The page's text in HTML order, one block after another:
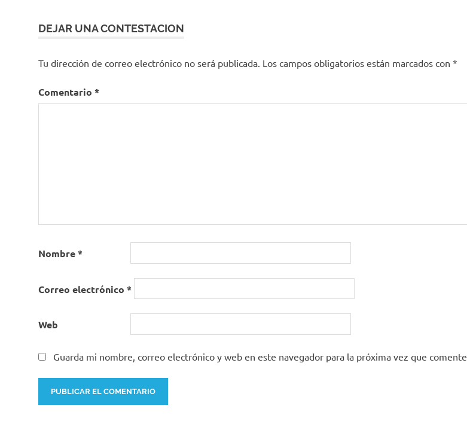
DEJAR UNA CONTESTACION
Tu dirección de correo electrónico no será publicada. Los campos obligatorios están marcados con *
Comentario *
Nombre*
Correo electrónico *
Web
Guarda mi nombre, correo electrónico y web en este navegador para la próxima vez que comente.